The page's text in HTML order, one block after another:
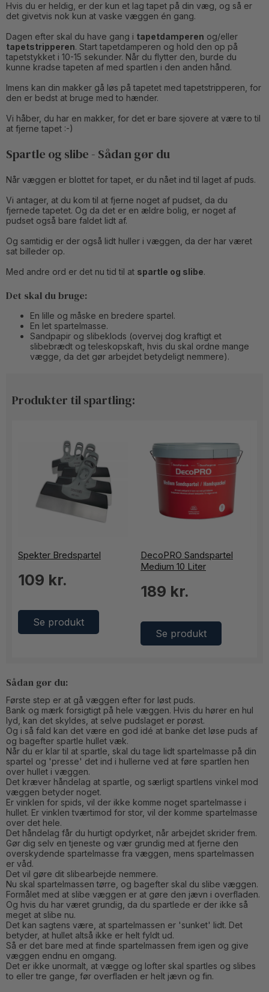
Hvis du er heldig, er der kun et lag tapet på din væg, og så er
det givetvis nok kun at vaske væggen én gang.
Dagen efter skal du have gang i tapetdamperen og/eller
tapetstripperen. Start tapetdamperen og hold den op på
tapetstykket i 10-15 sekunder. Når du flytter den, burde du
kunne kradse tapeten af med spartlen i den anden hånd.
Imens kan din makker gå løs på tapetet med tapetstripperen, for
den er bedst at bruge med to hænder.
Vi håber, du har en makker, for det er bare sjovere at være to til
at fjerne tapet :-)
Spartle og slibe - Sådan gør du
Når væggen er blottet for tapet, er du nået ind til laget af puds.
Vi antager, at du kom til at fjerne noget af pudset, da du
fjernede tapetet. Og da det er en ældre bolig, er noget af
pudset også bare faldet lidt af.
Og samtidig er der også lidt huller i væggen, da der har været
sat billeder op.
Med andre ord er det nu tid til at spartle og slibe.
Det skal du bruge:
En lille og måske en bredere spartel.
En let spartelmasse.
Sandpapir og slibeklods (overvej dog kraftigt et
slibebrædt og teleskopskaft, hvis du skal ordne mange
vægge, da det gør arbejdet betydeligt nemmere).
Produkter til spartling:
Spekter Bredspartel
109 kr.
Se produkt
DecoPRO Sandspartel
Medium 10 Liter
189 kr.
Se produkt
Sådan gør du:
Første step er at gå væggen efter for løst puds.
Bank og mærk forsigtigt på hele væggen. Hvis du hører en hul
lyd, kan det skyldes, at selve pudslaget er porøst.
Og i så fald kan det være en god idé at banke det løse puds af
og bagefter spartle hullet væk.
Når du er klar til at spartle, skal du tage lidt spartelmasse på din
spartel og 'presse' det ind i hullerne ved at føre spartlen hen
over hullet i væggen.
Det kræver håndelag at spartle, og særligt spartlens vinkel mod
væggen betyder noget.
Er vinklen for spids, vil der ikke komme noget spartelmasse i
hullet. Er vinklen tværtimod for stor, vil der komme spartelmasse
over det hele.
Det håndelag får du hurtigt opdyrket, når arbejdet skrider frem.
Gør dig selv en tjeneste og vær grundig med at fjerne den
overskydende spartelmasse fra væggen, mens spartelmassen
er våd.
Det vil gøre dit slibearbejde nemmere.
Nu skal spartelmassen tørre, og bagefter skal du slibe væggen.
Formålet med at slibe væggen er at gøre den jævn i overfladen.
Og hvis du har været grundig, da du spartlede er der ikke så
meget at slibe nu.
Det kan sagtens være, at spartelmassen er 'sunket' lidt. Det
betyder, at hullet altså ikke er helt fyldt ud.
Så er det bare med at finde spartelmassen frem igen og give
væggen endnu en omgang.
Det er ikke unormalt, at vægge og lofter skal spartles og slibes
to eller tre gange, før overfladen er helt jævn og fin.